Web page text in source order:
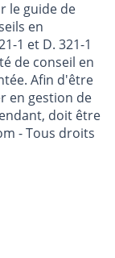
le guide de
en
1 et D. 321-1
de conseil en
Afin d'être
en gestion de
doit être